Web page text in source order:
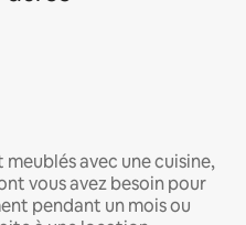
avec une cuisine,
vous avez besoin pour
pendant un mois ou